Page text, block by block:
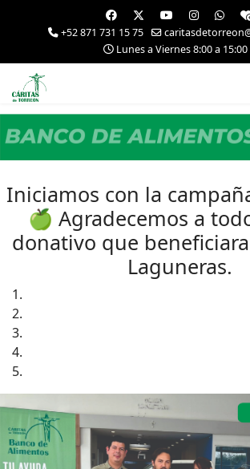
+52 871 731 15 75
Lunes a Viernes 8:00 a 15:00
Iniciamos con la
🍏 Agradecemos a
donativo que
Laguneras.